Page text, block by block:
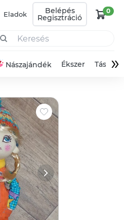
Eladok Belépés
Regisztráció
0
Nászajándék Ékszer Táska»